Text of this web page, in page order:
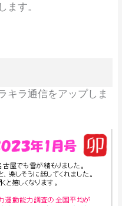
ます。
キラ通信をアップしま